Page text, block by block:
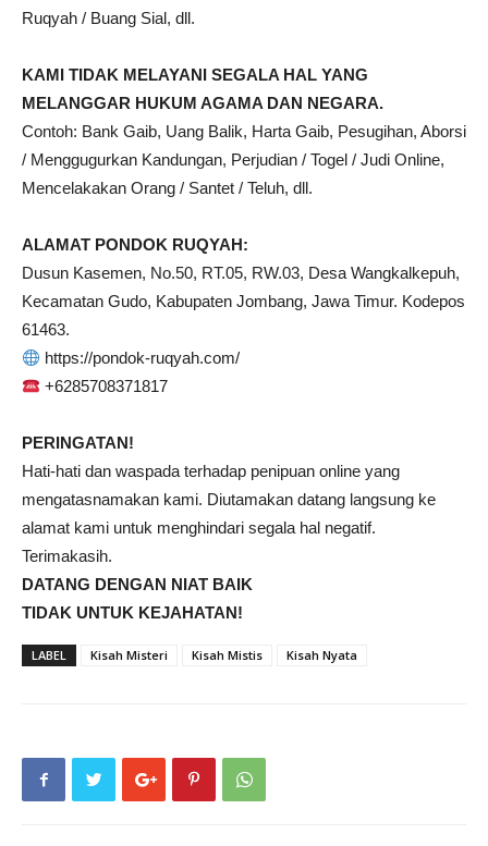
Ruqyah / Buang Sial, dll.
KAMI TIDAK MELAYANI SEGALA HAL YANG
MELANGGAR HUKUM AGAMA DAN NEGARA.
Contoh: Bank Gaib, Uang Balik, Harta Gaib, Pesugihan, Aborsi
/ Menggugurkan Kandungan, Perjudian / Togel / Judi Online,
Mencelakakan Orang / Santet / Teluh, dll.
ALAMAT PONDOK RUQYAH:
Dusun Kasemen, No.50, RT.05, RW.03, Desa Wangkalkepuh,
Kecamatan Gudo, Kabupaten Jombang, Jawa Timur. Kodepos
61463.
https://pondok-ruqyah.com/
+6285708371817
PERINGATAN!
Hati-hati dan waspada terhadap penipuan online yang
mengatasnamakan kami. Diutamakan datang langsung ke
alamat kami untuk menghindari segala hal negatif.
Terimakasih.
DATANG DENGAN NIAT BAIK
TIDAK UNTUK KEJAHATAN!
LABEL Kisah Misteri Kisah Mistis Kisah Nyata